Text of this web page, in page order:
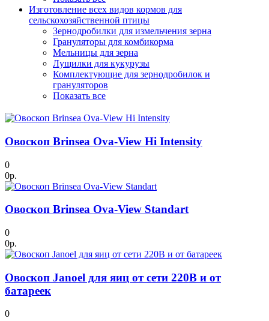
Изготовление всех видов кормов для
сельскохозяйственной птицы
Зернодробилки для измельчения зерна
Грануляторы для комбикорма
Мельницы для зерна
Лущилки для кукурузы
Комплектующие для зернодробилок и
грануляторов
Показать все
Овоскоп Brinsea Ova-View Hi Intensity
0
0р.
Овоскоп Brinsea Ova-View Standart
0
0р.
Овоскоп Janoel для яиц от сети 220В и от
батареек
0